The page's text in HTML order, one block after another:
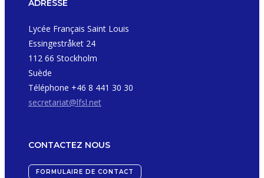
ADRESSE
Lycée Français Saint Louis
Essingestråket 24
112 66 Stockholm
Suède
Téléphone +46 8 441 30 30
secretariat@lfsl.net
CONTACTEZ NOUS
FORMULAIRE DE CONTACT